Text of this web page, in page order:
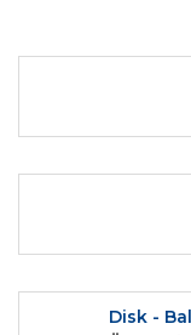
Ürün
Ürün fiyatı diğer
Bu ürüne benzer
Disk -